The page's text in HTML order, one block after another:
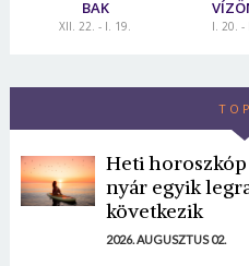
BAK
XII. 22. - I. 19. I. 20. -
Heti horoszkóp
nyár egyik
következik
2026. AUGUSZTUS 02.